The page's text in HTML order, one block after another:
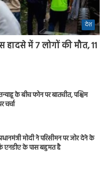
देश
में 7 लोगों की मौत, 11
के बीच फोन पर बातचीत, पश्चिम
चर्चा
मोदी ने परिसीमन पर जोर देने के
एनडीए के पास बहुमत है